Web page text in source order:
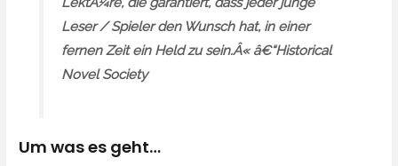
Leser / Spieler den Wunsch hat, in einer
fernen Zeit ein Held zu sein.Â« â€“Historical
Novel Society
Um was es geht…